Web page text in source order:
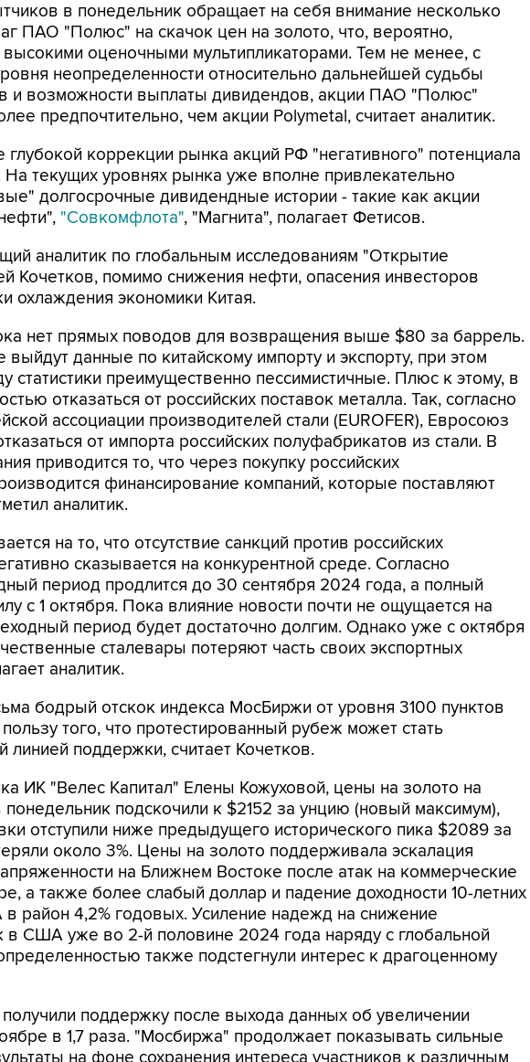
в понедельник обращает на себя внимание несколько
ПАО "Полюс" на скачок цен на золото, что, вероятно,
оценочными мультипликаторами. Тем не менее, с
неопределенности относительно дальнейшей судьбы
и возможности выплаты дивидендов, акции ПАО "Полюс"
предпочтительно, чем акции Polymetal, считает аналитик.
коррекции рынка акций РФ "негативного" потенциала
текущих уровнях рынка уже вполне привлекательно
долгосрочные дивидендные истории - такие как акции
"Совкомфлота", "Магнита", полагает Фетисов.
аналитик по глобальным исследованиям "Открытие
Кочетков, помимо снижения нефти, опасения инвесторов
охлаждения экономики Китая.
нет прямых поводов для возвращения выше $80 за баррель.
данные по китайскому импорту и экспорту, при этом
статистики преимущественно пессимистичные. Плюс к этому, в
отказаться от российских поставок металла. Так, согласно
ассоциации производителей стали (EUROFER), Евросоюз
от импорта российских полуфабрикатов из стали. В
приводится то, что через покупку российских
финансирование компаний, которые поставляют
аналитик.
на то, что отсутствие санкций против российских
сказывается на конкурентной среде. Согласно
период продлится до 30 сентября 2024 года, а полный
с 1 октября. Пока влияние новости почти не ощущается на
период будет достаточно долгим. Однако уже с октября
сталевары потеряют часть своих экспортных
аналитик.
бодрый отскок индекса МосБиржи от уровня 3100 пунктов
того, что протестированный рубеж может стать
линией поддержки, считает Кочетков.
ИК "Велес Капитал" Елены Кожуховой, цены на золото на
понедельник подскочили к $2152 за унцию (новый максимум),
отступили ниже предыдущего исторического пика $2089 за
около 3%. Цены на золото поддерживала эскалация
на Ближнем Востоке после атак на коммерческие
а также более слабый доллар и падение доходности 10-летних
район 4,2% годовых. Усиление надежд на снижение
в США уже во 2-й половине 2024 года наряду с глобальной
также подстегнули интерес к драгоценному
поддержку после выхода данных об увеличении
в 1,7 раза. "Мосбиржа" продолжает показывать сильные